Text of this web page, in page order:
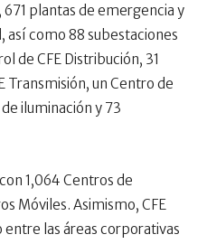
plantas de emergencia y
así como 88 subestaciones
de CFE Distribución, 31
Transmisión, un Centro de
iluminación y 73
1,064 Centros de
Móviles. Asimismo, CFE
las áreas corporativas